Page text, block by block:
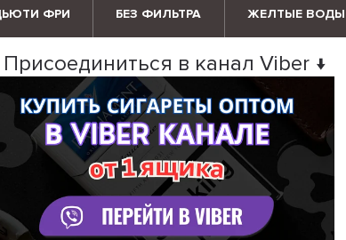
ФРИ БЕЗ ФИЛЬТРА ЖЕЛТЫЕ ВОДЫ
Присоединиться в канал Viber ↓